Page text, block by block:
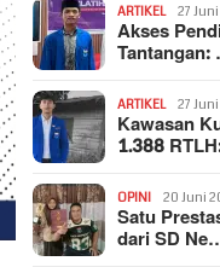
ARTIKEL 27
Akses
ARTIKEL 27
Kawasan
1.388
OPINI 20 Juni
Satu
dari SD